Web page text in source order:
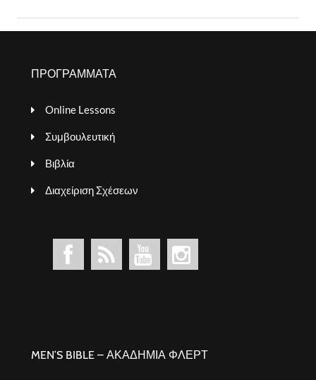
ΠΡΟΓΡΑΜΜΑΤΑ
Online Lessons
Συμβουλευτική
Βιβλία
Διαχείριση Σχέσεων
MEN’S BIBLE – ΑΚΑΔΗΜΙΑ ΦΛΕΡΤ